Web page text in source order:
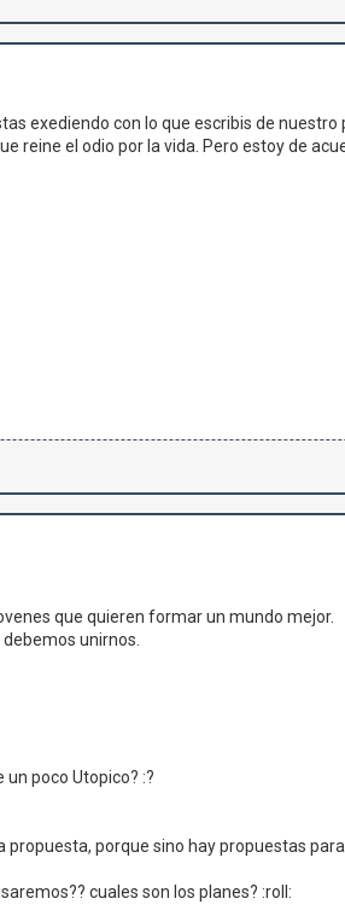
exediendo con lo que escribis de
reine el odio por la vida. Pero estoy de
que quieren formar un mundo mejor.
unirnos.
poco Utopico? :?
porque sino hay propuestas
cuales son los planes? :roll: